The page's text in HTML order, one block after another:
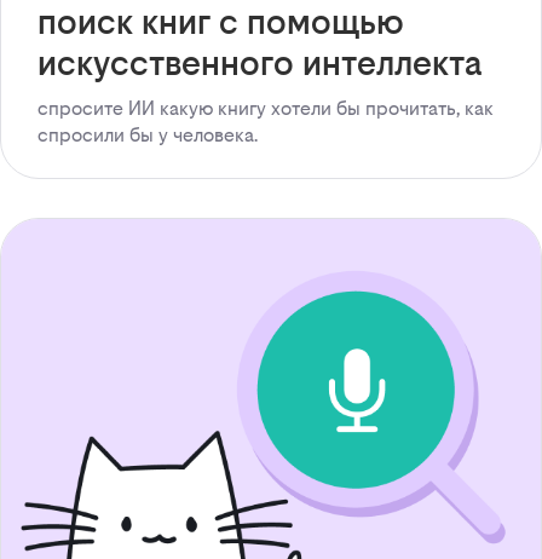
поиск книг с помощью
искусственного интеллекта
спросите ИИ какую книгу хотели бы прочитать, как
спросили бы у человека.